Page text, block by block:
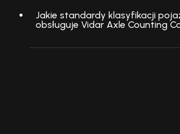
Jakie standardy klasyfikacji
obsługuje Vidar Axle Counting